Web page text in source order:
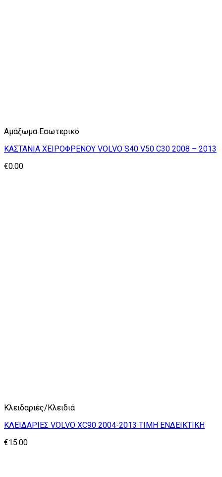
Αμάξωμα Εσωτερικό
ΚΑΣΤΑΝΙΑ ΧΕΙΡΟΦΡΕΝΟΥ VOLVO S40 V50 C30 2008 – 2013
€0.00
Κλειδαριές/Κλειδιά
ΚΛΕΙΔΑΡΙΕΣ VOLVO XC90 2004-2013 ΤΙΜΗ ΕΝΔΕΙΚΤΙΚΗ
€15.00